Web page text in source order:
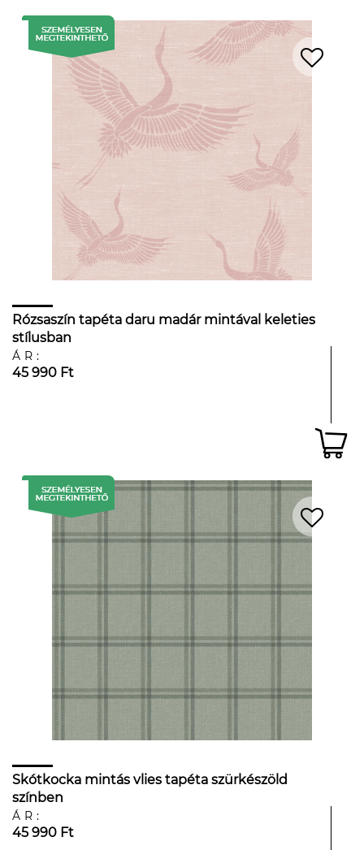
Rózsaszín tapéta daru madár mintával keleties
stílusban
ÁR:
45 990 Ft
Skótkocka mintás vlies tapéta szürkészöld
színben
ÁR:
45 990 Ft